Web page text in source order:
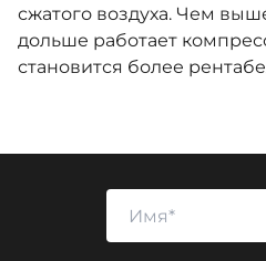
сжатого воздуха. Чем
дольше работает
становится более